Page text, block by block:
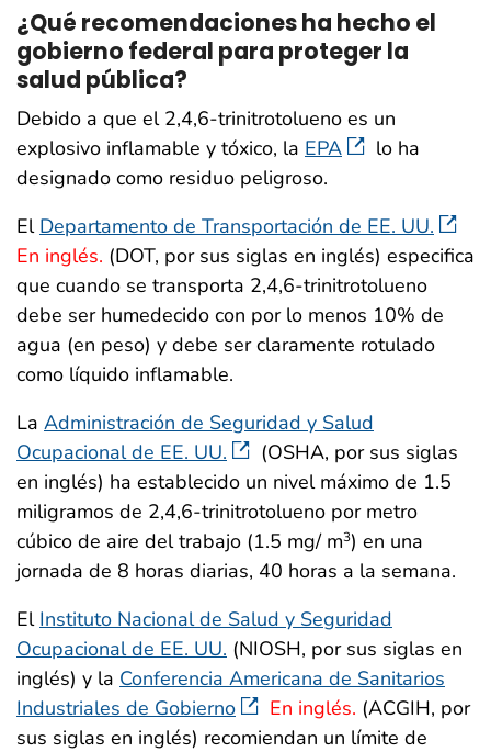
¿Qué recomendaciones ha hecho el
gobierno federal para proteger la
salud pública?
Debido a que el 2,4,6-trinitrotolueno es un
explosivo inflamable y tóxico, la EPA
lo ha
designado como residuo peligroso.
El Departamento de Transportación de EE. UU.
En inglés. (DOT, por sus siglas en inglés) especifica
que cuando se transporta 2,4,6-trinitrotolueno
debe ser humedecido con por lo menos 10% de
agua (en peso) y debe ser claramente rotulado
como líquido inflamable.
La Administración de Seguridad y Salud
Ocupacional de EE. UU.
(OSHA, por sus siglas
en inglés) ha establecido un nivel máximo de 1.5
miligramos de 2,4,6-trinitrotolueno por metro
cúbico de aire del trabajo (1.5 mg/ m3) en una
jornada de 8 horas diarias, 40 horas a la semana.
El Instituto Nacional de Salud y Seguridad
Ocupacional de EE. UU. (NIOSH, por sus siglas en
inglés) y la Conferencia Americana de Sanitarios
Industriales de Gobierno
En inglés. (ACGIH, por
sus siglas en inglés) recomiendan un límite de